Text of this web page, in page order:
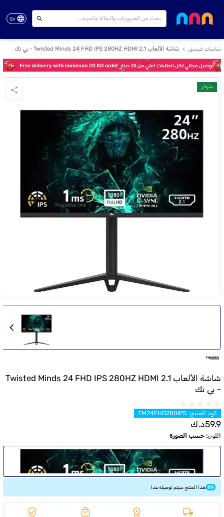
En
شاشات قيمنق شاشة الألعاب Twisted Minds 24 FHD IPS 280HZ HDMI 2.1 - بي تك
متوفر
شاشة الألعاب Twisted Minds 24 FHD IPS 280HZ HDMI 2.1
- بي تك
كود المنتج:
TM24FHD280IPS
59.9د.ك
اللون: حسب الصورة
هذا المنتج سيتم توصيله غدا